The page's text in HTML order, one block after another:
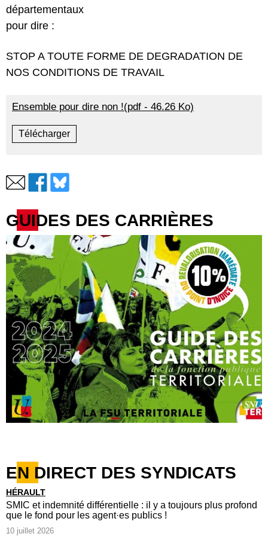
départementaux
pour dire :
STOP A TOUTE FORME DE DEGRADATION DE
NOS CONDITIONS DE TRAVAIL
Ensemble pour dire non !(pdf - 46.26 Ko)
Télécharger
GUIDES DES CARRIÈRES
EN DIRECT DES SYNDICATS
HÉRAULT
SMIC et indemnité différentielle : il y a toujours plus profond
que le fond pour les agent·es publics !
10 juillet 2026